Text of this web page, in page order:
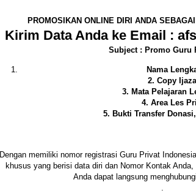
PROMOSIKAN ONLINE DIRI ANDA
Kirim Data Anda ke Email :
Subject : Promo Guru
Nama
2. Copy
3. Mata Pelajaran
4. Area Les
5. Bukti Transfer
Dengan memiliki nomor registrasi Guru Privat
khusus yang berisi data diri dan Nomor Kontak
Anda dapat langsung